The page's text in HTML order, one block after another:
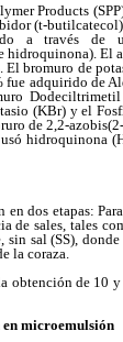
Products
(t-
a través
El
bromuro de
adquirido de
(KBr) y el
de 2,2-
hidroquinona
dos etapas:
de sales, tales
sal (SS),
la coraza.
obtención de 10
en microemulsión